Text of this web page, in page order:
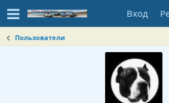
Вход
Пользователи